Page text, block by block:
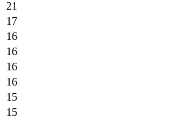
21
17
16
16
16
16
15
15